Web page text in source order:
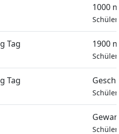
1000
Tag 1900
Tag